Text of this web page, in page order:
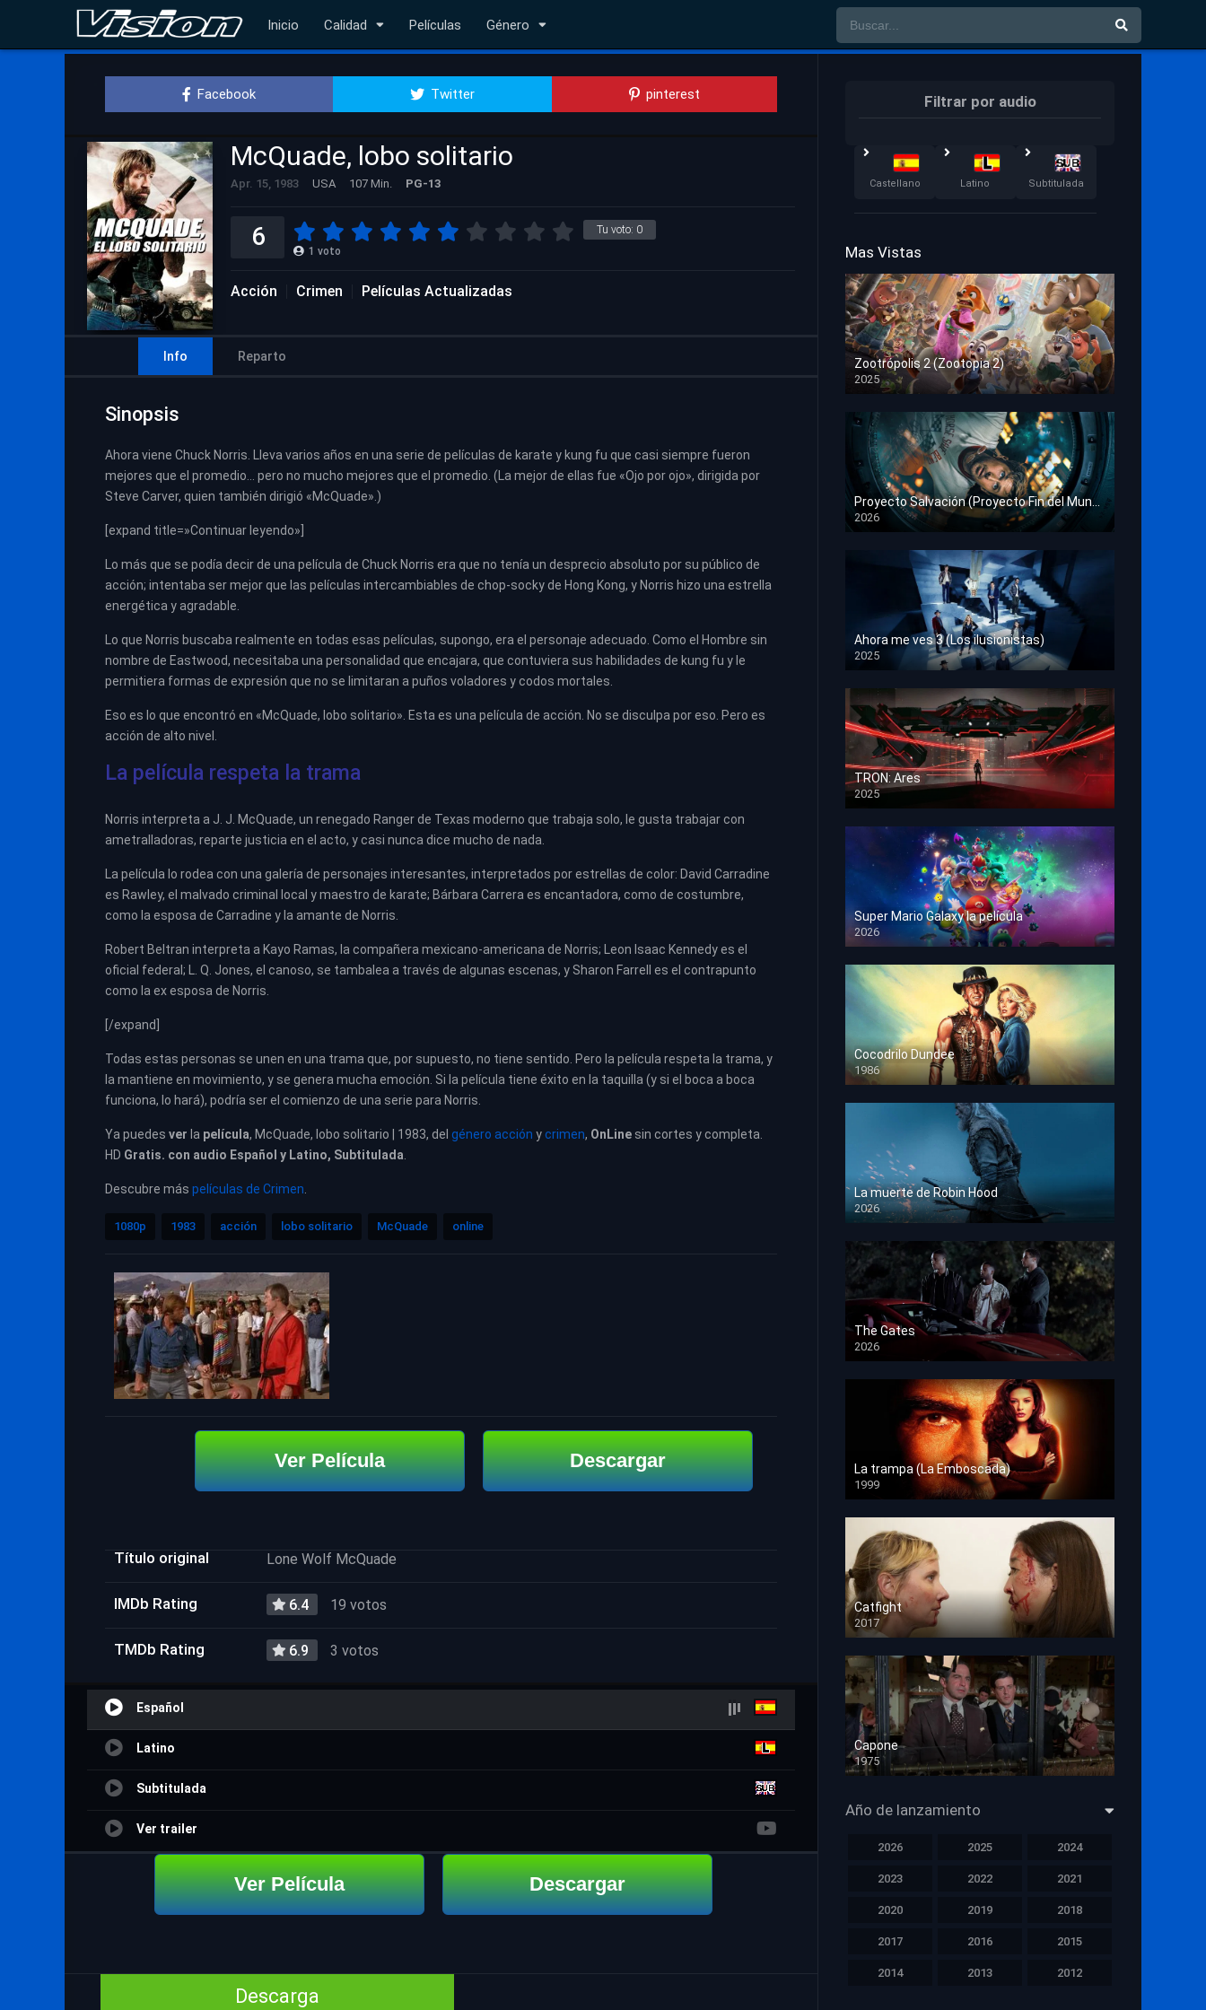
Inicio Calidad Películas Género
Facebook Twitter pinterest
McQuade, lobo solitario
Apr. 15, 1983 USA 107 Min. PG-13
Tu voto: 0
6 1 voto
Acción Crimen Películas Actualizadas
Info Reparto
Sinopsis
Ahora viene Chuck Norris. Lleva varios años en una serie de películas de karate y kung fu que casi siempre fueron
mejores que el promedio… pero no mucho mejores que el promedio. (La mejor de ellas fue «Ojo por ojo», dirigida por
Steve Carver, quien también dirigió «McQuade».)
[expand title=»Continuar leyendo»]
Lo más que se podía decir de una película de Chuck Norris era que no tenía un desprecio absoluto por su público de
acción; intentaba ser mejor que las películas intercambiables de chop-socky de Hong Kong, y Norris hizo una estrella
energética y agradable.
Lo que Norris buscaba realmente en todas esas películas, supongo, era el personaje adecuado. Como el Hombre sin
nombre de Eastwood, necesitaba una personalidad que encajara, que contuviera sus habilidades de kung fu y le
permitiera formas de expresión que no se limitaran a puños voladores y codos mortales.
Eso es lo que encontró en «McQuade, lobo solitario». Esta es una película de acción. No se disculpa por eso. Pero es
acción de alto nivel.
La película respeta la trama
Norris interpreta a J. J. McQuade, un renegado Ranger de Texas moderno que trabaja solo, le gusta trabajar con
ametralladoras, reparte justicia en el acto, y casi nunca dice mucho de nada.
La película lo rodea con una galería de personajes interesantes, interpretados por estrellas de color: David Carradine
es Rawley, el malvado criminal local y maestro de karate; Bárbara Carrera es encantadora, como de costumbre,
como la esposa de Carradine y la amante de Norris.
Robert Beltran interpreta a Kayo Ramas, la compañera mexicano-americana de Norris; Leon Isaac Kennedy es el
oficial federal; L. Q. Jones, el canoso, se tambalea a través de algunas escenas, y Sharon Farrell es el contrapunto
como la ex esposa de Norris.
[/expand]
Todas estas personas se unen en una trama que, por supuesto, no tiene sentido. Pero la película respeta la trama, y
la mantiene en movimiento, y se genera mucha emoción. Si la película tiene éxito en la taquilla (y si el boca a boca
funciona, lo hará), podría ser el comienzo de una serie para Norris.
Ya puedes ver la película, McQuade, lobo solitario | 1983, del género acción ycrimen, OnLine sin cortes y completa.
HD Gratis. con audio Español y Latino, Subtitulada
Descubre más películas de Crimen
1080p 1983 acción lobo solitario McQuade online
Ver Película Descargar
Título original Lone Wolf McQuade
IMDb Rating 6.4 19 votos
TMDb Rating 6.9 3 votos
Español
Latino
Subtitulada
Ver trailer
Ver Película Descargar
Descarga
Filtrar por audio
Castellano Latino Subtitulada
Mas Vistas
Zootrópolis 2 (Zootopia 2)
2025
HD 1080p
Proyecto Salvación (Proyecto Fin del Mundo)
2026
HD 1080p
Ahora me ves 3 (Los ilusionistas)
2025
HD 1080p
TRON: Ares
2025
HD 1080p
Super Mario Galaxy la película
2026
HD 1080p
Cocodrilo Dundee
1986
HD 1080p
La muerte de Robin Hood
2026
HD 1080p
The Gates
2026
HD 1080p
La trampa (La Emboscada)
1999
HD 1080p
Catfight
2017
HD 720p
Capone
1975
HD 1080p
Año de lanzamiento
2026 2025 2024
2023 2022 2021
2020 2019 2018
2017 2016 2015
2014 2013 2012